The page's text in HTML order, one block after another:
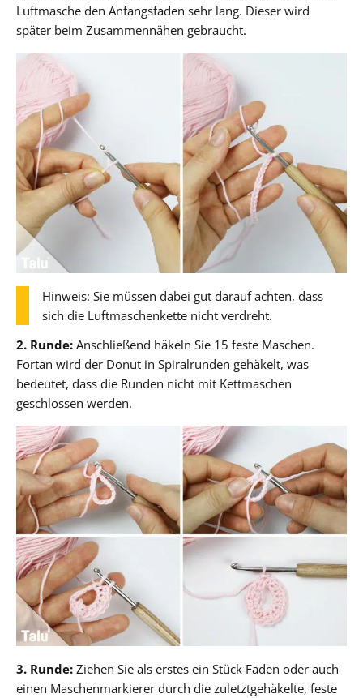
Luftmasche den Anfangsfaden sehr lang. Dieser wird
später beim Zusammennähen gebraucht.
Hinweis: Sie müssen dabei gut darauf achten, dass
sich die Luftmaschenkette nicht verdreht.
2. Runde: Anschließend häkeln Sie 15 feste Maschen.
Fortan wird der Donut in Spiralrunden gehäkelt, was
bedeutet, dass die Runden nicht mit Kettmaschen
geschlossen werden.
3. Runde: Ziehen Sie als erstes ein Stück Faden oder auch
einen Maschenmarkierer durch die zuletztgehäkelte, feste